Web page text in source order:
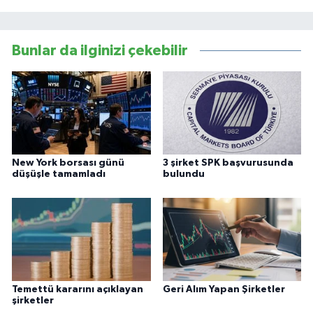
Bunlar da ilginizi çekebilir
New York borsası günü
düşüşle tamamladı
3 şirket SPK başvurusunda
bulundu
Temettü kararını açıklayan
şirketler
Geri Alım Yapan Şirketler